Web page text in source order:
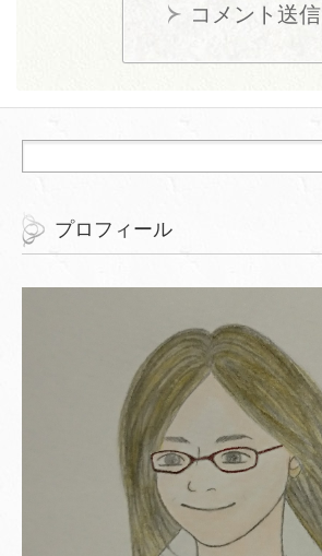
コメント送信
プロフィール